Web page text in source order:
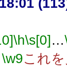
\h\s[0]…
\w9これ